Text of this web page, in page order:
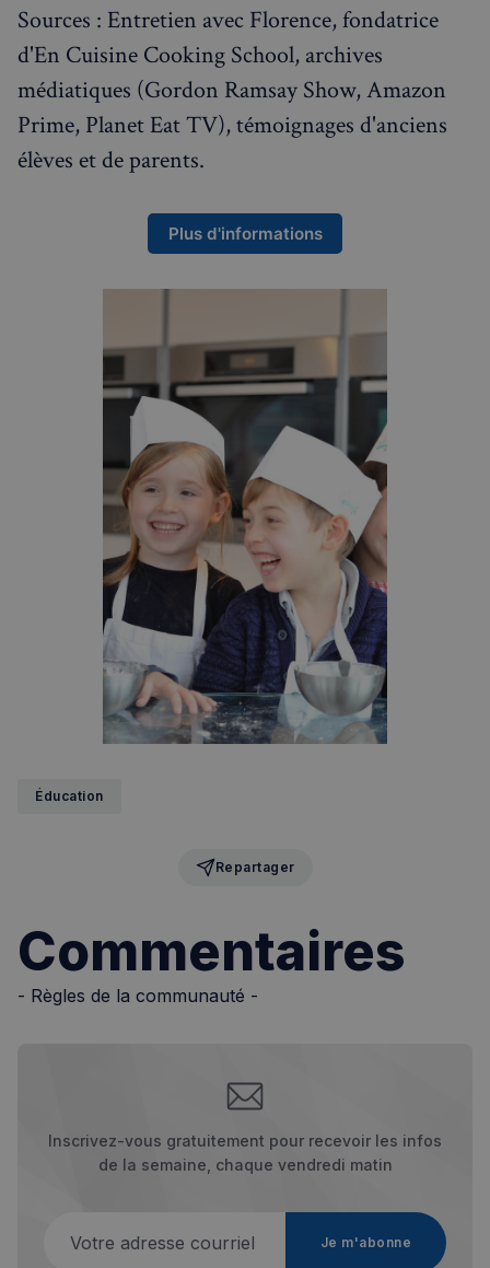
Sources : Entretien avec Florence, fondatrice
d'En Cuisine Cooking School, archives
médiatiques (Gordon Ramsay Show, Amazon
Prime, Planet Eat TV), témoignages d'anciens
élèves et de parents.
Plus d'informations
Éducation
Repartager
Commentaires
- Règles de la communauté -
Inscrivez-vous gratuitement pour recevoir les infos
de la semaine, chaque vendredi matin
Je m'abonne
Strictement nécessaires
Performance
Ciblage
Fonctionnalité
Les cookies strictement nécessaires habilitent des
fonctionnalités de base du site Web telles que la
Le site Web ne peut pas être utilisé correctement
sans les cookies strictement nécessaires.
CookieScriptConsent
CookieScript
francaisalondres.com
Spotify Inc.
.spotify.com
VISITOR_PRIVACY_METADATA
Politique de confidentialité de
Google